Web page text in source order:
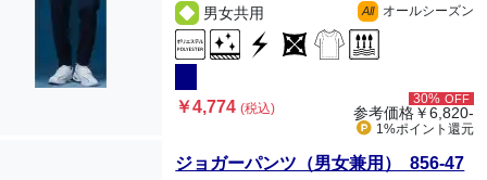
男女共用
All オールシーズン
￥4,774(税込)
30% OFF
参考価格￥6,820-
1%ポイント 還元
ジョガーパンツ（男女兼用） 856-47